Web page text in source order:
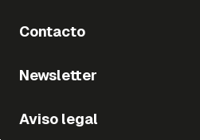
Contacto
Newsletter
Aviso legal